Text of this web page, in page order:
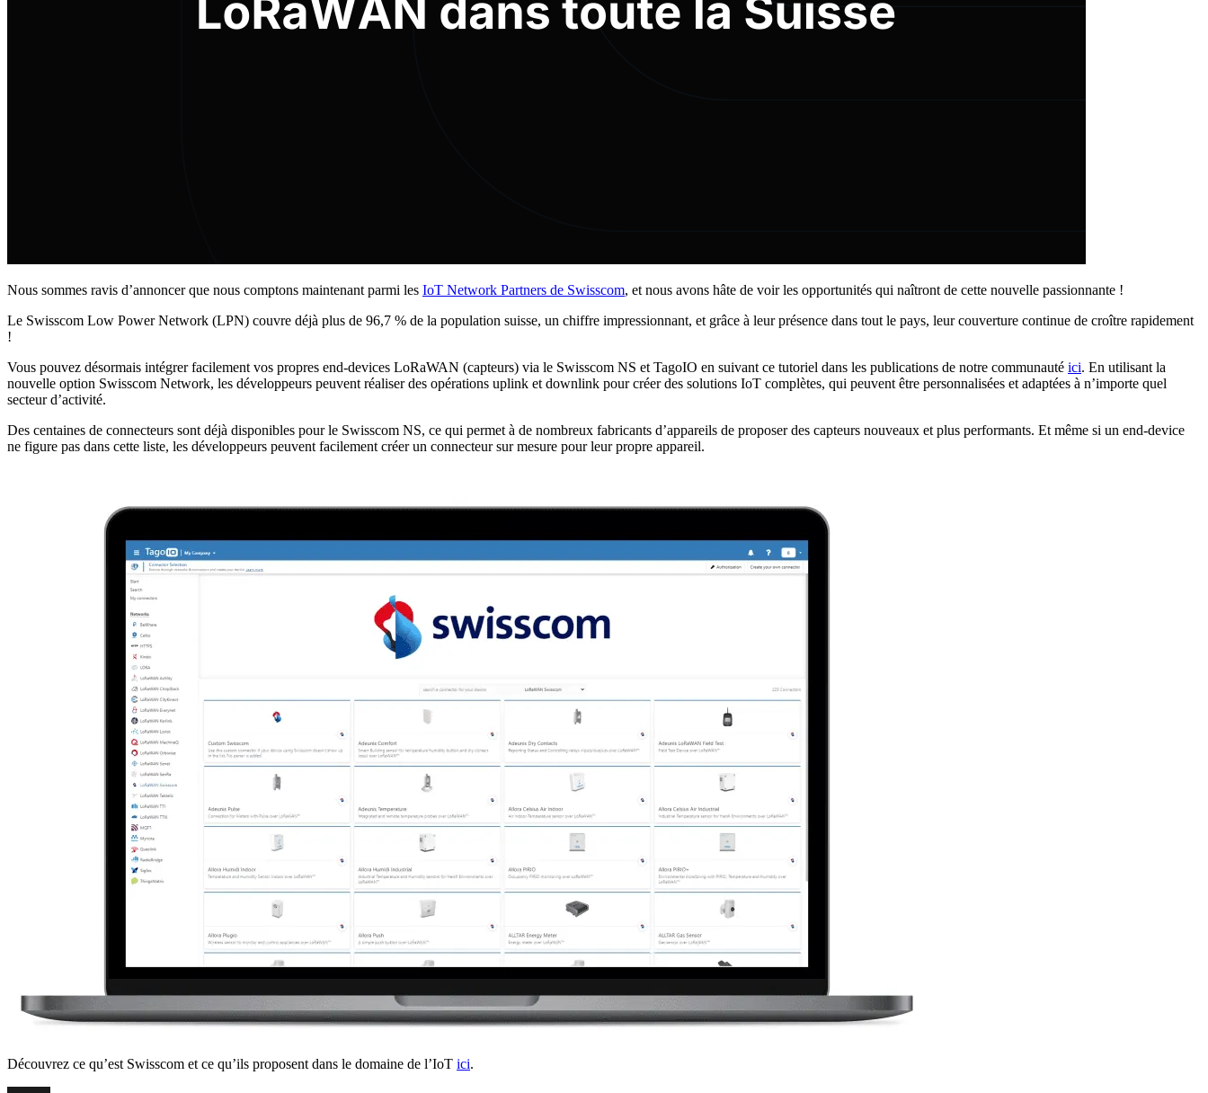
Nous sommes ravis d’annoncer que nous comptons maintenant parmi les IoT Network Partners de Swisscom, et nous avons hâte de voir les opportunités qui naîtront de cette nouvelle passionnante !
Le Swisscom Low Power Network (LPN) couvre déjà plus de 96,7 % de la population suisse, un chiffre impressionnant, et grâce à leur présence dans tout le pays, leur couverture continue de croître rapidement
!
Vous pouvez désormais intégrer facilement vos propres end-devices LoRaWAN (capteurs) via le Swisscom NS et TagoIO en suivant ce tutoriel dans les publications de notre communauté ici. En utilisant la
nouvelle option Swisscom Network, les développeurs peuvent réaliser des opérations uplink et downlink pour créer des solutions IoT complètes, qui peuvent être personnalisées et adaptées à n’importe quel
secteur d’activité.
Des centaines de connecteurs sont déjà disponibles pour le Swisscom NS, ce qui permet à de nombreux fabricants d’appareils de proposer des capteurs nouveaux et plus performants. Et même si un end-device
ne figure pas dans cette liste, les développeurs peuvent facilement créer un connecteur sur mesure pour leur propre appareil.
Découvrez ce qu’est Swisscom et ce qu’ils proposent dans le domaine de l’IoT ici.